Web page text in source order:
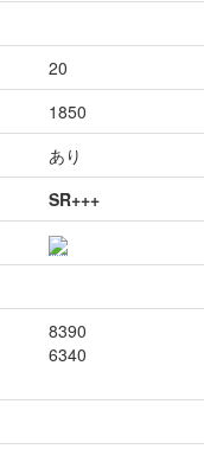
20
1850
あり
SR+++
8390
6340